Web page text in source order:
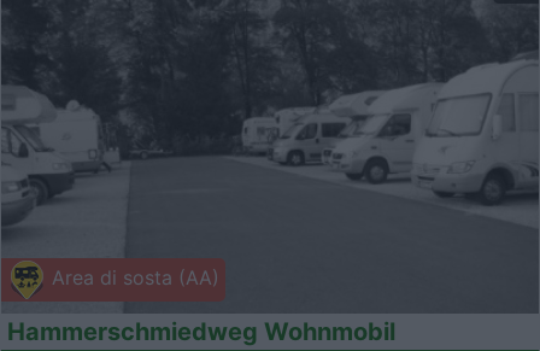
Area di sosta (AA)
Hammerschmiedweg Wohnmobil